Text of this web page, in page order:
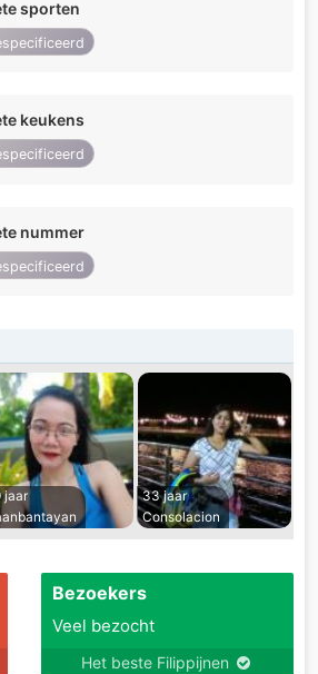
sporten
keukens
nummer
jaar
33 jaar
Consolacion
Bezoekers
Veel bezocht
Het beste Filippijnen